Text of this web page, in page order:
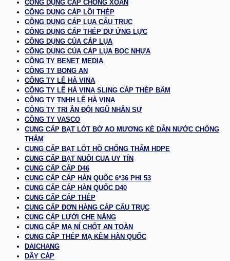
CÔNG DỤNG CÁP CHỐNG XOẮN
CÔNG DỤNG CÁP LÕI THÉP
CÔNG DỤNG CÁP LỤA CẨU TRỤC
CÔNG DỤNG CÁP THÉP DỰ ỨNG LỰC
CÔNG DỤNG CỦA CÁP LỤA
CÔNG DỤNG CỦA CÁP LỤA BỌC NHỰA
CÔNG TY BENET MEDIA
CÔNG TY BONG AN
CÔNG TY LÊ HÀ VINA
CÔNG TY LÊ HÀ VINA SLING CÁP THÉP BẤM
CÔNG TY TNHH LÊ HÀ VINA
CÔNG TY TRI ÂN ĐỘI NGŨ NHÂN SỰ
CÔNG TY VASCO
CUNG CẤP BẠT LÓT BỜ AO MƯƠNG KÈ DẪN NƯỚC CHỐNG
THẤM
CUNG CẤP BẠT LÓT HỒ CHỐNG THẤM HDPE
CUNG CẤP BẠT NUÔI CUA UY TÍN
CUNG CẤP CÁP D46
CUNG CẤP CÁP HÀN QUỐC 6*36 PHI 53
CUNG CẤP CÁP HÀN QUỐC D40
CUNG CẤP CÁP THÉP
CUNG CẤP ĐƠN HÀNG CÁP CẨU TRỤC
CUNG CẤP LƯỚI CHE NẮNG
CUNG CẤP MA NÍ CHỐT AN TOÀN
CUNG CẤP THÉP MẠ KẼM HÀN QUỐC
DAICHANG
DÂY CÁP